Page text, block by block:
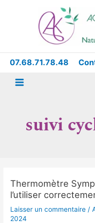
07.68.71.78.48
Menu
suivi
Thermomètre
l’utiliser
Laisser un commentaire /
2024
Thermomètre
Symptothermie
Comment